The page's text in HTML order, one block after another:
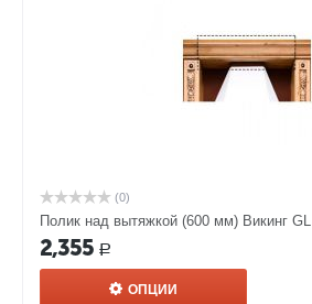
(0)
Полик над вытяжкой (600 мм) Викинг GL
2,355 Р
ОПЦИИ